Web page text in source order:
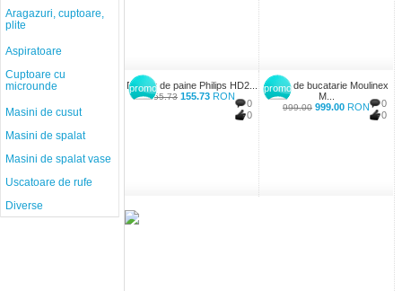
promo
0
0
Prajitor de paine Philips HD2...
155.73 155.73 RON
promo
0
0
Robot de bucatarie Moulinex
M...
999.00 999.00 RON
Aragazuri, cuptoare,
plite
Aspiratoare
Cuptoare cu
microunde
Masini de cusut
Masini de spalat
Masini de spalat vase
Uscatoare de rufe
Diverse